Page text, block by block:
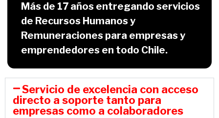
Más de 17 años entregando servicios
de Recursos Humanos y
Remuneraciones para empresas y
emprendedores en todo Chile.
Servicio de excelencia con acceso
directo a soporte tanto para
empresas como a colaboradores